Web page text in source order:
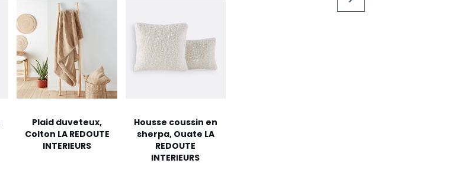
Plaid duveteux,
Colton LA REDOUTE
INTERIEURS
Housse coussin en
sherpa, Ouate LA
REDOUTE
INTERIEURS